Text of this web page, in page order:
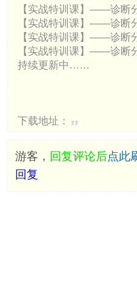
【实战特训课】——诊断
【实战特训课】——诊断
【实战特训课】——诊断
【实战特训课】——诊断
持续更新中……
下载地址：
游客， 回复评论后点此
回复